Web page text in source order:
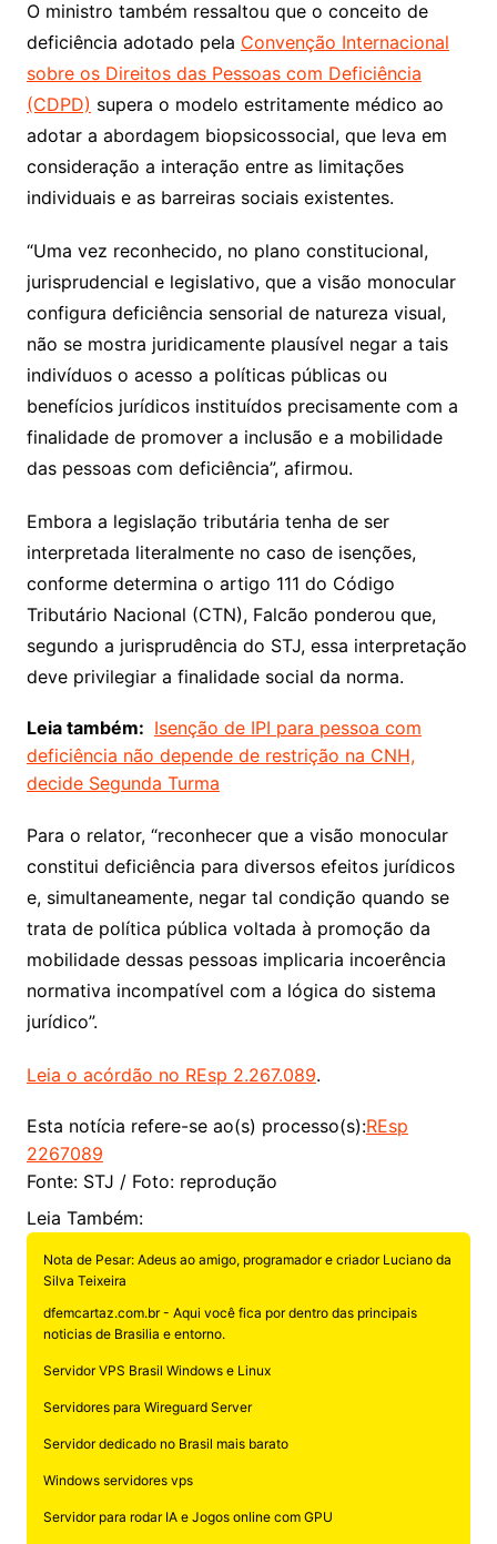
O ministro também ressaltou que o conceito de
deficiência adotado pela Convenção Internacional
sobre os Direitos das Pessoas com Deficiência
(CDPD) supera o modelo estritamente médico ao
adotar a abordagem biopsicossocial, que leva em
consideração a interação entre as limitações
individuais e as barreiras sociais existentes.
“Uma vez reconhecido, no plano constitucional,
jurisprudencial e legislativo, que a visão monocular
configura deficiência sensorial de natureza visual,
não se mostra juridicamente plausível negar a tais
indivíduos o acesso a políticas públicas ou
benefícios jurídicos instituídos precisamente com a
finalidade de promover a inclusão e a mobilidade
das pessoas com deficiência”, afirmou.
Embora a legislação tributária tenha de ser
interpretada literalmente no caso de isenções,
conforme determina o artigo 111 do Código
Tributário Nacional (CTN), Falcão ponderou que,
segundo a jurisprudência do STJ, essa interpretação
deve privilegiar a finalidade social da norma.
Leia também: Isenção de IPI para pessoa com
deficiência não depende de restrição na CNH,
decide Segunda Turma
Para o relator, “reconhecer que a visão monocular
constitui deficiência para diversos efeitos jurídicos
e, simultaneamente, negar tal condição quando se
trata de política pública voltada à promoção da
mobilidade dessas pessoas implicaria incoerência
normativa incompatível com a lógica do sistema
jurídico”.
Leia o acórdão no REsp 2.267.089.
Esta notícia refere-se ao(s) processo(s):REsp
2267089
Fonte: STJ / Foto: reprodução
Leia Também:
Nota de Pesar: Adeus ao amigo, programador e criador Luciano da
Silva Teixeira
dfemcartaz.com.br - Aqui você fica por dentro das principais
noticias de Brasilia e entorno.
Servidor VPS Brasil Windows e Linux
Servidores para Wireguard Server
Servidor dedicado no Brasil mais barato
Windows servidores vps
Servidor para rodar IA e Jogos online com GPU